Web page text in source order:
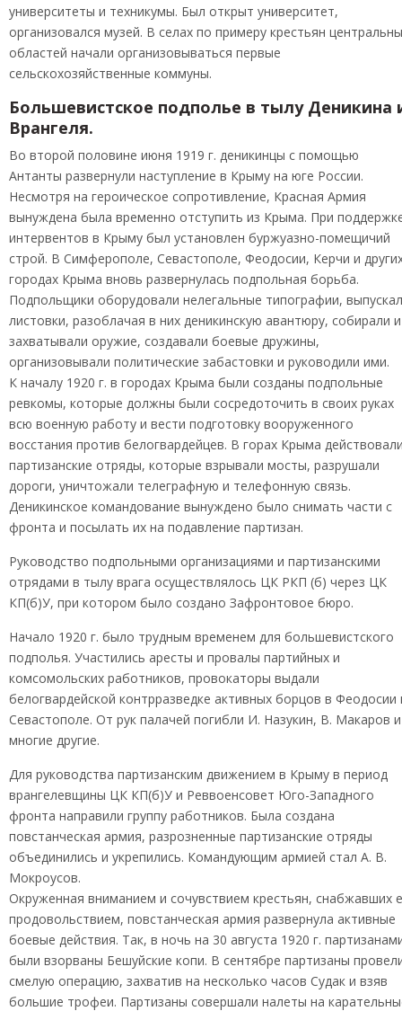
университеты и техникумы. Был открыт университет,
организовался музей. В селах по примеру крестьян
областей начали организовываться первые
сельскохозяйственные коммуны.
Большевистское подполье в тылу Деникина
Врангеля.
Во второй половине июня 1919 г. деникинцы с помощью
Антанты развернули наступление в Крыму на юге России.
Несмотря на героическое сопротивление, Красная Армия
вынуждена была временно отступить из Крыма. При
интервентов в Крыму был установлен буржуазно-помещичий
строй. В Симферополе, Севастополе, Феодосии, Керчи и
городах Крыма вновь развернулась подпольная борьба.
Подпольщики оборудовали нелегальные типографии,
листовки, разоблачая в них деникинскую авантюру, собирали и
захватывали оружие, создавали боевые дружины,
организовывали политические забастовки и руководили ими.
К началу 1920 г. в городах Крыма были созданы подпольные
ревкомы, которые должны были сосредоточить в своих руках
всю военную работу и вести подготовку вооруженного
восстания против белогвардейцев. В горах Крыма
партизанские отряды, которые взрывали мосты, разрушали
дороги, уничтожали телеграфную и телефонную связь.
Деникинское командование вынуждено было снимать части с
фронта и посылать их на подавление партизан.
Руководство подпольными организациями и партизанскими
отрядами в тылу врага осуществлялось ЦК РКП (б) через ЦК
КП(б)У, при котором было создано Зафронтовое бюро.
Начало 1920 г. было трудным временем для большевистского
подполья. Участились аресты и провалы партийных и
комсомольских работников, провокаторы выдали
белогвардейской контрразведке активных борцов в Феодосии
Севастополе. От рук палачей погибли И. Назукин, В. Макаров и
многие другие.
Для руководства партизанским движением в Крыму в период
врангелевщины ЦК КП(б)У и Реввоенсовет Юго-Западного
фронта направили группу работников. Была создана
повстанческая армия, разрозненные партизанские отряды
объединились и укрепились. Командующим армией стал А. В.
Мокроусов.
Окруженная вниманием и сочувствием крестьян, снабжавших
продовольствием, повстанческая армия развернула активные
боевые действия. Так, в ночь на 30 августа 1920 г.
были взорваны Бешуйские копи. В сентябре партизаны
смелую операцию, захватив на несколько часов Судак и взяв
большие трофеи. Партизаны совершали налеты на